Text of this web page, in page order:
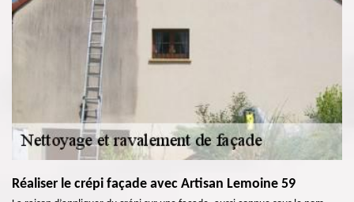
Réaliser le crépi façade avec Artisan Lemoine 59